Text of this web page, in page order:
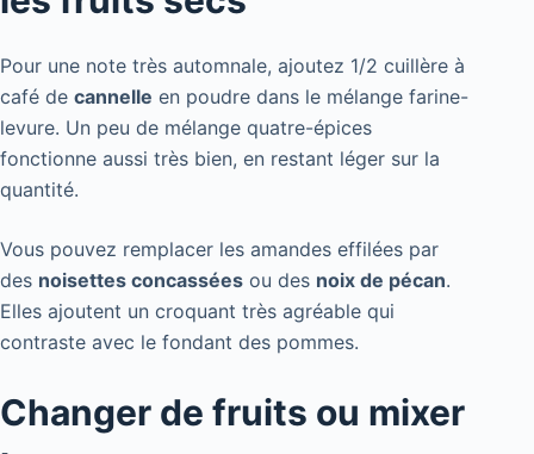
Pour une note très automnale, ajoutez 1/2 cuillère à
café de cannelle en poudre dans le mélange farine-
levure. Un peu de mélange quatre-épices
fonctionne aussi très bien, en restant léger sur la
quantité.
Vous pouvez remplacer les amandes effilées par
des noisettes concassées ou des noix de pécan.
Elles ajoutent un croquant très agréable qui
contraste avec le fondant des pommes.
Changer de fruits ou mixer